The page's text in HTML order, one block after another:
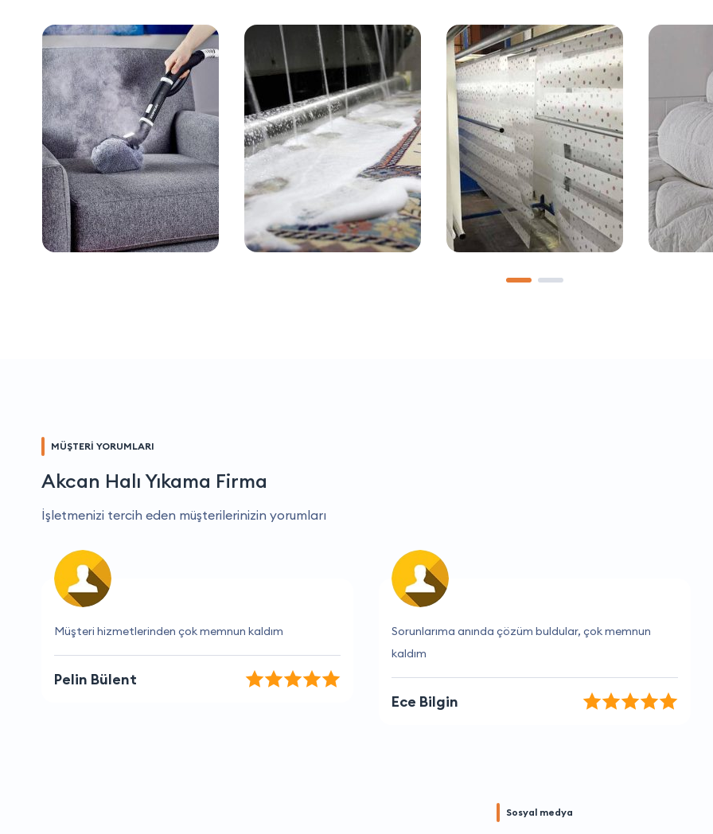
MÜŞTERİ YORUMLARI
Akcan Halı Yıkama Firma
İşletmenizi tercih eden müşterilerinizin yorumları
Sorunlarıma anında çözüm buldular, çok memnun
kaldım
Burada aradığım her şeyi bulabiliyorum
Tuğçe Bal
Sosyal medya